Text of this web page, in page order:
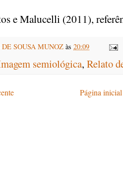
e Malucelli (2011),
SOUSA MUNOZ às 20:09
semiológica, Relato
Página inicial